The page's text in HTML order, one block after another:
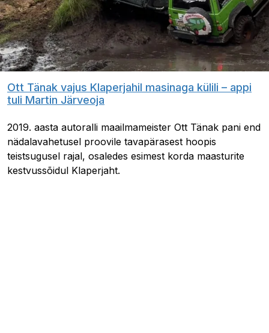
Ott Tänak vajus Klaperjahil masinaga külili – appi
tuli Martin Järveoja
2019. aasta autoralli maailmameister Ott Tänak pani end
nädalavahetusel proovile tavapärasest hoopis
teistsugusel rajal, osaledes esimest korda maasturite
kestvussõidul Klaperjaht.